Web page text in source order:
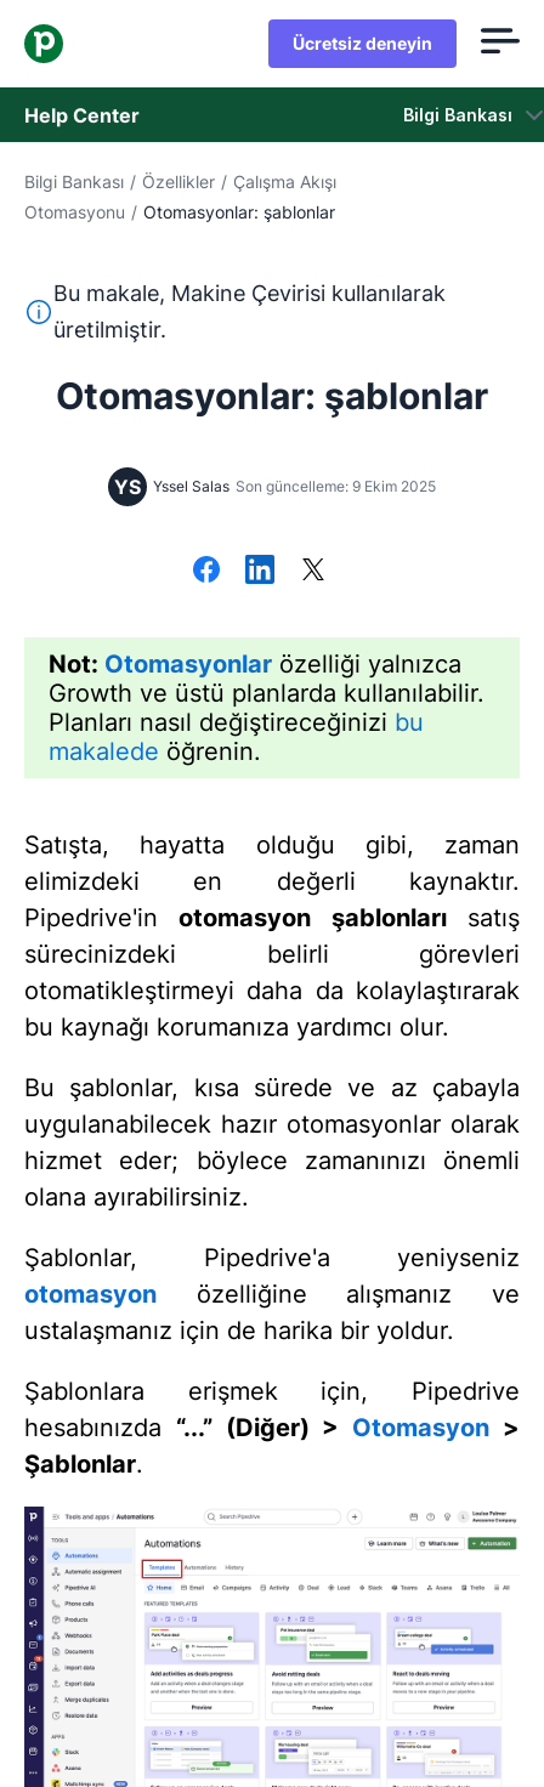
Ücretsiz deneyin
Help Center Bilgi Bankası
Bilgi Bankası
Destek Birimiyle İletişime Geçin
Bilgi Bankası / Özellikler / Çalışma Akışı
Otomasyonu / Otomasyonlar: şablonlar
Bu metin, İngilizceden Makine Çevirisi aracı
Bu makale, Makine Çevirisi kullanılarak
üretilmiştir.
Otomasyonlar: şablonlar
YS Yssel Salas Son güncelleme: 9 Ekim 2025
Not: Otomasyonlar özelliği yalnızca
Growth ve üstü planlarda kullanılabilir.
Planları nasıl değiştireceğinizi bu
makalede öğrenin.
Satışta, hayatta olduğu gibi, zaman
elimizdeki en değerli kaynaktır.
Pipedrive'in otomasyon şablonları satış
sürecinizdeki belirli görevleri
otomatikleştirmeyi daha da kolaylaştırarak
bu kaynağı korumanıza yardımcı olur.
Bu şablonlar, kısa sürede ve az çabayla
uygulanabilecek hazır otomasyonlar olarak
hizmet eder; böylece zamanınızı önemli
olana ayırabilirsiniz.
Şablonlar, Pipedrive'a yeniyseniz
otomasyon özelliğine alışmanız ve
ustalaşmanız için de harika bir yoldur.
Şablonlara erişmek için, Pipedrive
hesabınızda “...” (Diğer) > Otomasyon >
Şablonlar.